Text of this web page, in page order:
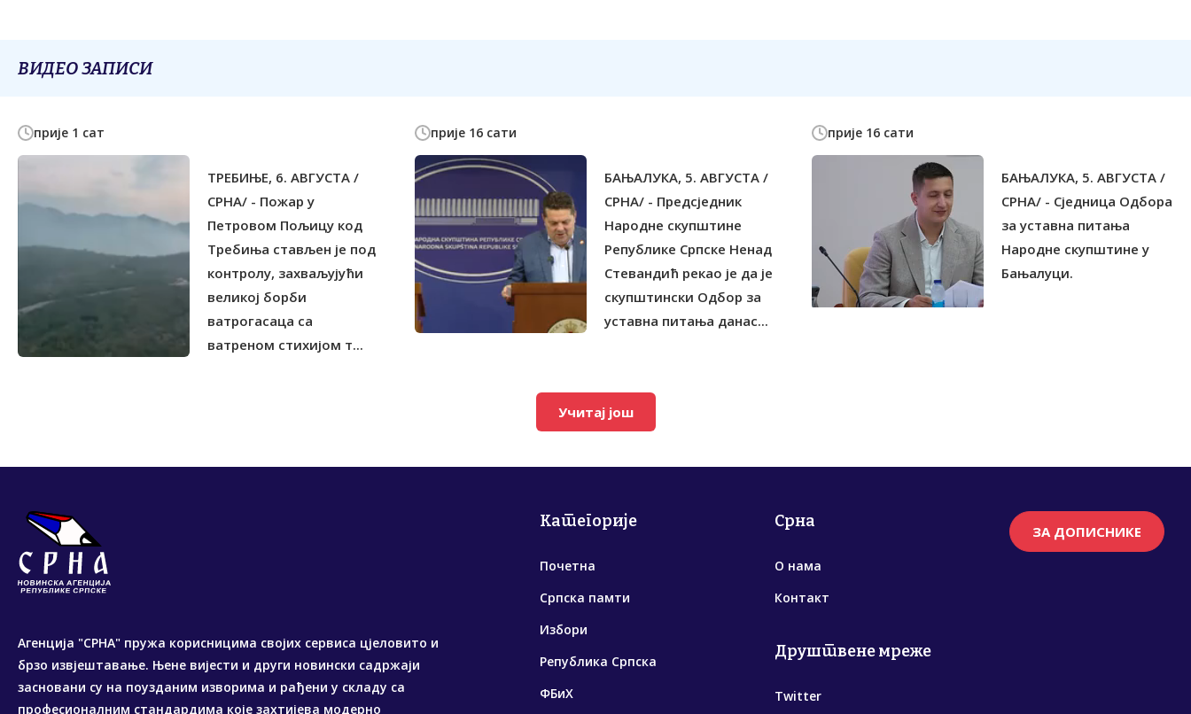
ВИДЕО ЗАПИСИ
прије 1 сат
ТРЕБИЊЕ, 6. АВГУСТА /
СРНА/ - Пожар у
Петровом Пољицу код
Tребиња стављен је под
контролу, захваљујући
великој борби
ватрогасаца са
ватреном стихијом т...
прије 16 сати
БАЊАЛУКА, 5. АВГУСТА /
СРНА/ - Предсједник
Народне скупштине
Републике Српске Ненад
Стевандић рекао је да је
скупштински Одбор за
уставна питања данас...
прије 16 сати
БАЊАЛУКА, 5. АВГУСТА /
СРНА/ - Сједница Одбора
за уставна питања
Народне скупштине у
Бањалуци.
Учитај још
Агенција "СРНА" пружа корисницима својих сервиса цјеловито и
брзо извјештавање. Њене вијести и други новински садржаји
засновани су на поузданим изворима и рађени у складу са
професионалним стандардима које захтијева модерно
Категорије
Почетна
Српска памти
Избори
Република Српска
ФБиХ
Срна
О нама
Контакт
Друштвене мреже
Twitter
ЗА ДОПИСНИКЕ